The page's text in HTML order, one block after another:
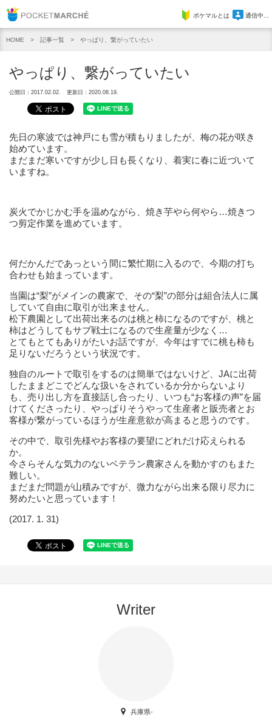
Pocket Marcheポケマルとは 通信中...
HOME 記事一覧 やっぱり、繋がっていたい
やっぱり、繋がっていたい
公開日：2017.02.02. 更新日：2020.08.19.
先日の寒波では神戸にも雪が積もりましたが、梅の花が咲き
始めています。
まだまだ寒いですが少し日も長くなり、着実に春に近づいて
いますね。
炭火でかじかむ手を温めながら、焼き芋やら何やら…焼きつ
つ剪定作業を進めています。
何だかんだであっという間に繁忙期に入るので、今期の打ち
合わせも始まっています。
当園は“梨”がメインの農家で、その“梨”の部分は組合法人に属
していて自由に取引が出来ません。
松下農園として出荷出来るのは桃と柿になるのですが、桃と
柿はどうしてもサブ戦士になるので生産量が少なく…
とてもとてもありがたいお話ですが、今年はすでに桃も柿も
足りないだろうという状況です。
独自のルートで取引をするのは簡単ではないけど、JAに出荷
したままどこでどんな扱いをされているか分からないより
も、売り出し方を直接話し合ったり、いつも“お客様の声”を届
けてくださったり、やっぱりそうやって生産者と販売者とお
客様が繋がっているほうが生産意欲が高まると思うのです。
その中で、取引先様やお客様の要望にどれだけ応えられる
か。
今さらそんな気力のないベテラン農家さんを動かすのもまた
難しい。
まだまだ問題が山積みですが、微力ながら出来る限り尽力に
努めたいと思っています！
(2017. 1. 31)
Writer
兵庫県-